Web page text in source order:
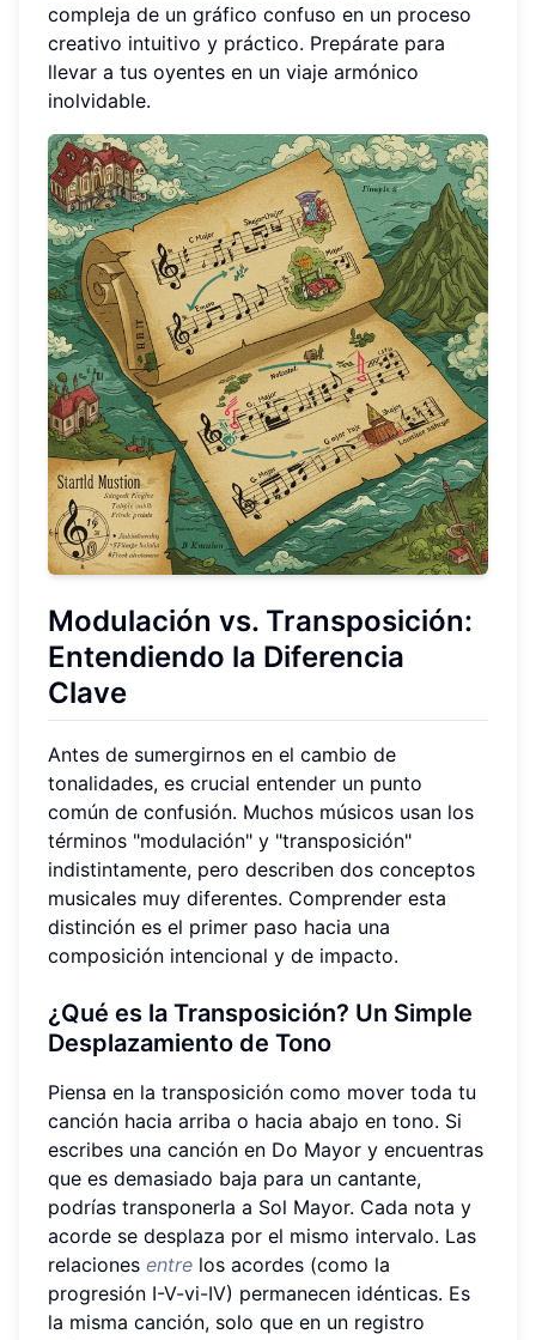
compleja de un gráfico confuso en un proceso
creativo intuitivo y práctico. Prepárate para
llevar a tus oyentes en un viaje armónico
inolvidable.
Modulación vs. Transposición:
Entendiendo la Diferencia
Clave
Antes de sumergirnos en el cambio de
tonalidades, es crucial entender un punto
común de confusión. Muchos músicos usan los
términos "modulación" y "transposición"
indistintamente, pero describen dos conceptos
musicales muy diferentes. Comprender esta
distinción es el primer paso hacia una
composición intencional y de impacto.
¿Qué es la Transposición? Un Simple
Desplazamiento de Tono
Piensa en la transposición como mover toda tu
canción hacia arriba o hacia abajo en tono. Si
escribes una canción en Do Mayor y encuentras
que es demasiado baja para un cantante,
podrías transponerla a Sol Mayor. Cada nota y
acorde se desplaza por el mismo intervalo. Las
relaciones entre los acordes (como la
progresión I-V-vi-IV) permanecen idénticas. Es
la misma canción, solo que en un registro